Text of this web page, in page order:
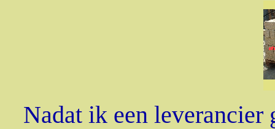
Nadat ik een leverancier